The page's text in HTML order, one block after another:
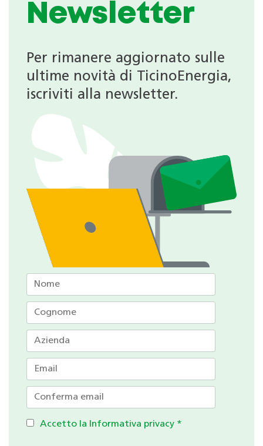
Newsletter
Per rimanere aggiornato sulle
ultime novità di TicinoEnergia,
iscriviti alla newsletter.
Accetto la Informativa privacy *